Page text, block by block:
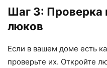
Шаг 3: Проверка
люков
Если в вашем доме есть
проверьте их. Откройте